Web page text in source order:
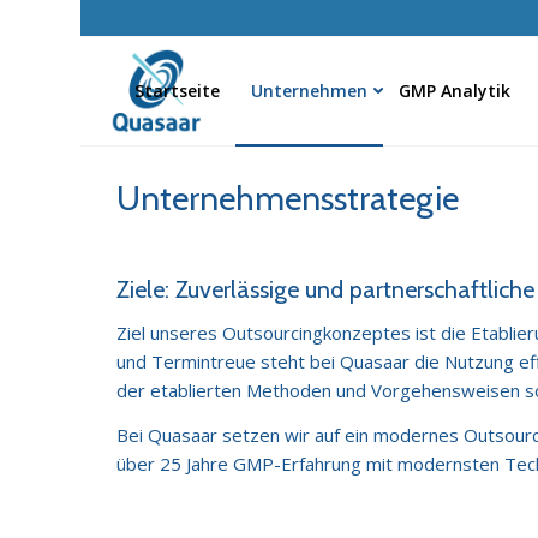
Startseite Unternehmen GMP Analytik
Unternehmensstrategie
Ziele: Zuverlässige und
Ziel unseres Outsourcingkonzeptes ist die
und Termintreue steht bei Quasaar die Nutzung
der etablierten Methoden und Vorgehensweisen
Bei Quasaar setzen wir auf ein modernes
über 25 Jahre GMP-Erfahrung mit modernsten